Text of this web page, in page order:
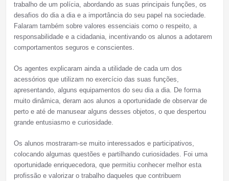
trabalho de um polícia, abordando as suas principais funções, os
desafios do dia a dia e a importância do seu papel na sociedade.
Falaram também sobre valores essenciais como o respeito, a
responsabilidade e a cidadania, incentivando os alunos a adotarem
comportamentos seguros e conscientes.
Os agentes explicaram ainda a utilidade de cada um dos
acessórios que utilizam no exercício das suas funções,
apresentando, alguns equipamentos do seu dia a dia. De forma
muito dinâmica, deram aos alunos a oportunidade de observar de
perto e até de manusear alguns desses objetos, o que despertou
grande entusiasmo e curiosidade.
Os alunos mostraram-se muito interessados e participativos,
colocando algumas questões e partilhando curiosidades. Foi uma
oportunidade enriquecedora, que permitiu conhecer melhor esta
profissão e valorizar o trabalho daqueles que contribuem